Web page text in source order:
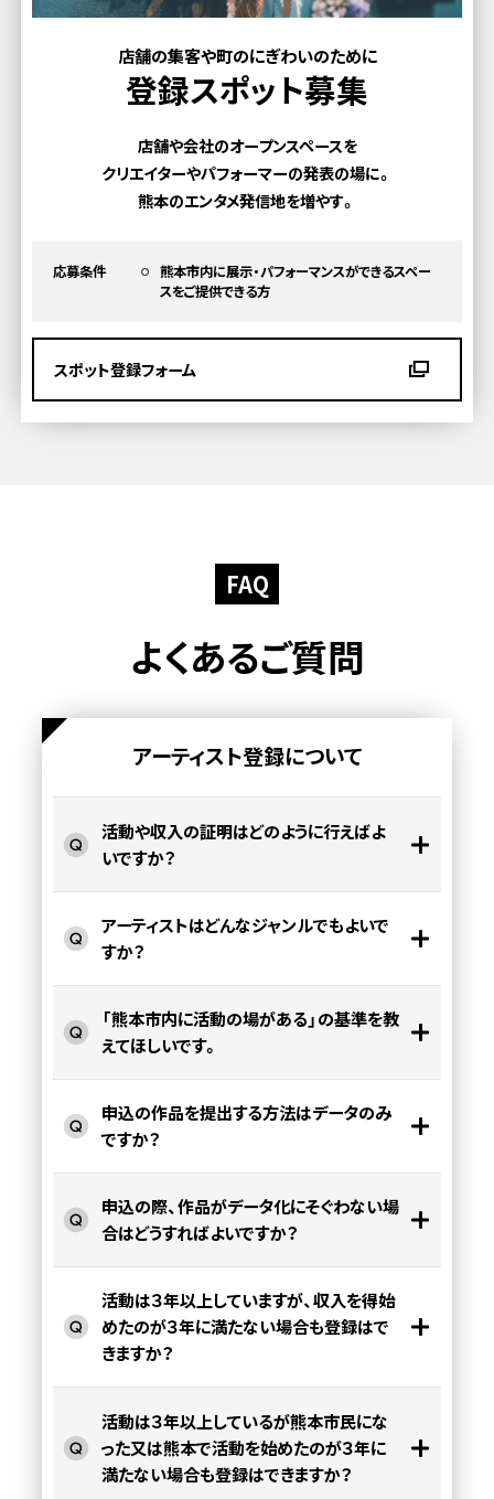
店舗の集客や町のにぎわいのために
登録スポット募集
店舗や会社のオープンスペースを
クリエイターやパフォーマーの発表の場に。
熊本のエンタメ発信地を増やす。
応募条件
熊本市内に展示・パフォーマンスができるスペー
スをご提供できる方
スポット登録フォーム
FAQ
よくあるご質問
アーティスト登録について
活動や収入の証明はどのように行えばよ
いですか？
アーティストはどんなジャンルでもよいで
すか？
「熊本市内に活動の場がある」の基準を教
えてほしいです。
申込の作品を提出する方法はデータのみ
ですか？
申込の際、作品がデータ化にそぐわない場
合はどうすればよいですか？
活動は３年以上していますが、収入を得始
めたのが３年に満たない場合も登録はで
きますか？
活動は３年以上しているが熊本市民にな
った又は熊本で活動を始めたのが３年に
満たない場合も登録はできますか？